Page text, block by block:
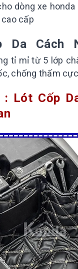
dòng xe honda
cấp
Da Cách
tỉ mỉ từ 5 lớp
chống thấm
: Lót Cốp